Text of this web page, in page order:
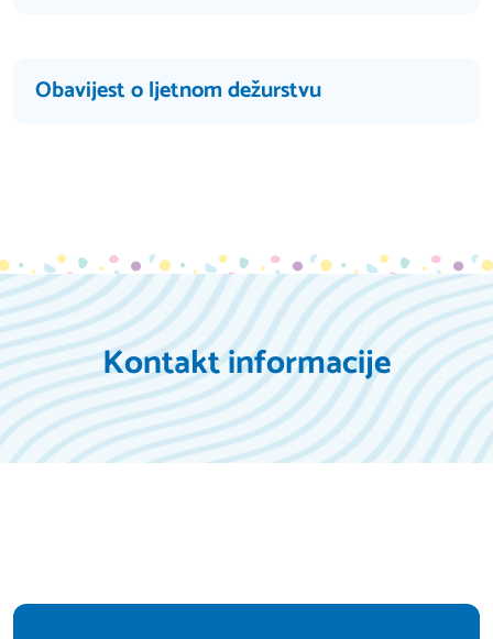
Obavijest o ljetnom dežurstvu
Kontakt informacije